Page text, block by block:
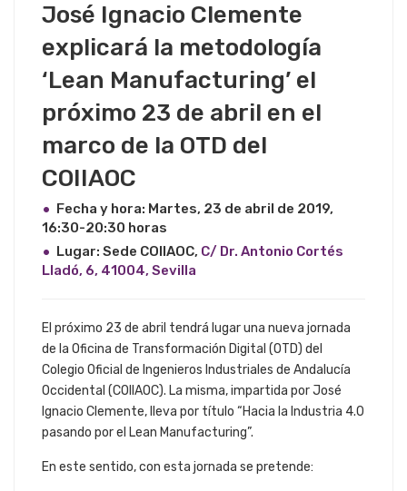
José Ignacio Clemente
explicará la metodología
‘Lean Manufacturing’ el
próximo 23 de abril en el
marco de la OTD del
COIIAOC
Fecha y hora: Martes, 23 de abril de 2019,
16:30-20:30 horas
Lugar: Sede COIIAOC, C/ Dr. Antonio Cortés
Lladó, 6, 41004, Sevilla
El próximo 23 de abril tendrá lugar una nueva jornada
de la Oficina de Transformación Digital (OTD) del
Colegio Oficial de Ingenieros Industriales de Andalucía
Occidental (COIIAOC). La misma, impartida por José
Ignacio Clemente, lleva por título “Hacia la Industria 4.0
pasando por el Lean Manufacturing”.
En este sentido, con esta jornada se pretende: